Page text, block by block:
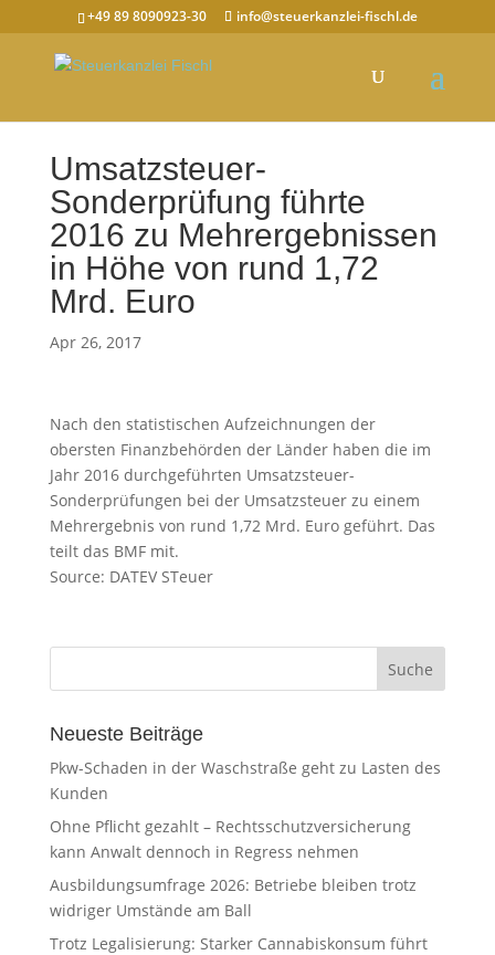
+49 89 8090923-30 info@steuerkanzlei-fischl.de
Umsatzsteuer-
Sonderprüfung führte
2016 zu Mehrergebnissen
in Höhe von rund 1,72
Mrd. Euro
Apr 26, 2017
Nach den statistischen Aufzeichnungen der
obersten Finanzbehörden der Länder haben die im
Jahr 2016 durchgeführten Umsatzsteuer-
Sonderprüfungen bei der Umsatzsteuer zu einem
Mehrergebnis von rund 1,72 Mrd. Euro geführt. Das
teilt das BMF mit.
Source: DATEV STeuer
Neueste Beiträge
Pkw-Schaden in der Waschstraße geht zu Lasten des
Kunden
Ohne Pflicht gezahlt – Rechtsschutzversicherung
kann Anwalt dennoch in Regress nehmen
Ausbildungsumfrage 2026: Betriebe bleiben trotz
widriger Umstände am Ball
Trotz Legalisierung: Starker Cannabiskonsum führt